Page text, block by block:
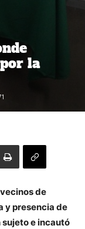
la
de
y presencia de
e incautó